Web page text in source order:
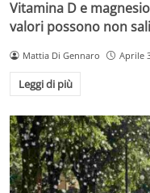
Vitamina D e
valori possono non
Mattia Di Gennaro Aprile
Leggi di più